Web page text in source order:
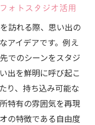
ポイント
なセルフフォトス
提案
の記念日サプライ
アルバム作り
ォトスタジオ活用
訪れる際、思い出の
アイデアです。例え
でのシーンをスタジ
出を鮮明に呼び起こ
り、持ち込み可能な
特有の雰囲気を再現
の特徴である自由度